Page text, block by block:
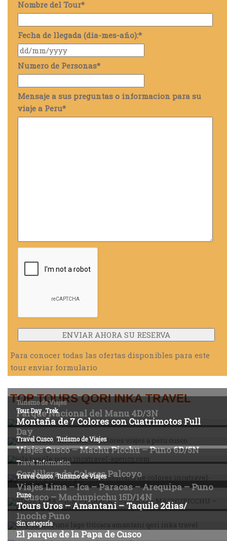
Nombre del Tour*
Fecha de llegada (dia-mes-año):*
Numero de Personas*
Mensaje a sus preguntas o informacion para su
viaje a Peru*
Para conocer todas las ofertas disponibles para este
tour enviar formulario
TOP TOURS QORI INKA TRAVEL